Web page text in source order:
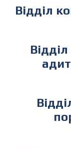
Відділ